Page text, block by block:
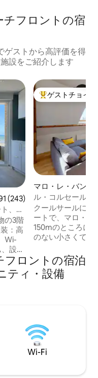
フロントの宿
ゲストから高評価を得
設をご紹介します
ー243件、5つ星中4.91つ
(243)
、マ
の3階
Wi-
設備
ング
ゼッ
意
大好評のゲスト
ゲストチョイス
マロ・レ・バンの
ン・アパート
ル・コルセール -
に面したロケーシ
クールサールに面
ートで、マロ・レ
150mのところに
のない小さくて静
ス。 クールサー
100m。 リビング
トテレビ、Wi-Fi
ど）。 シャワー
ム。 シャンプー
意しておりません
ロントの宿泊
ティ・設備
Wi-Fi